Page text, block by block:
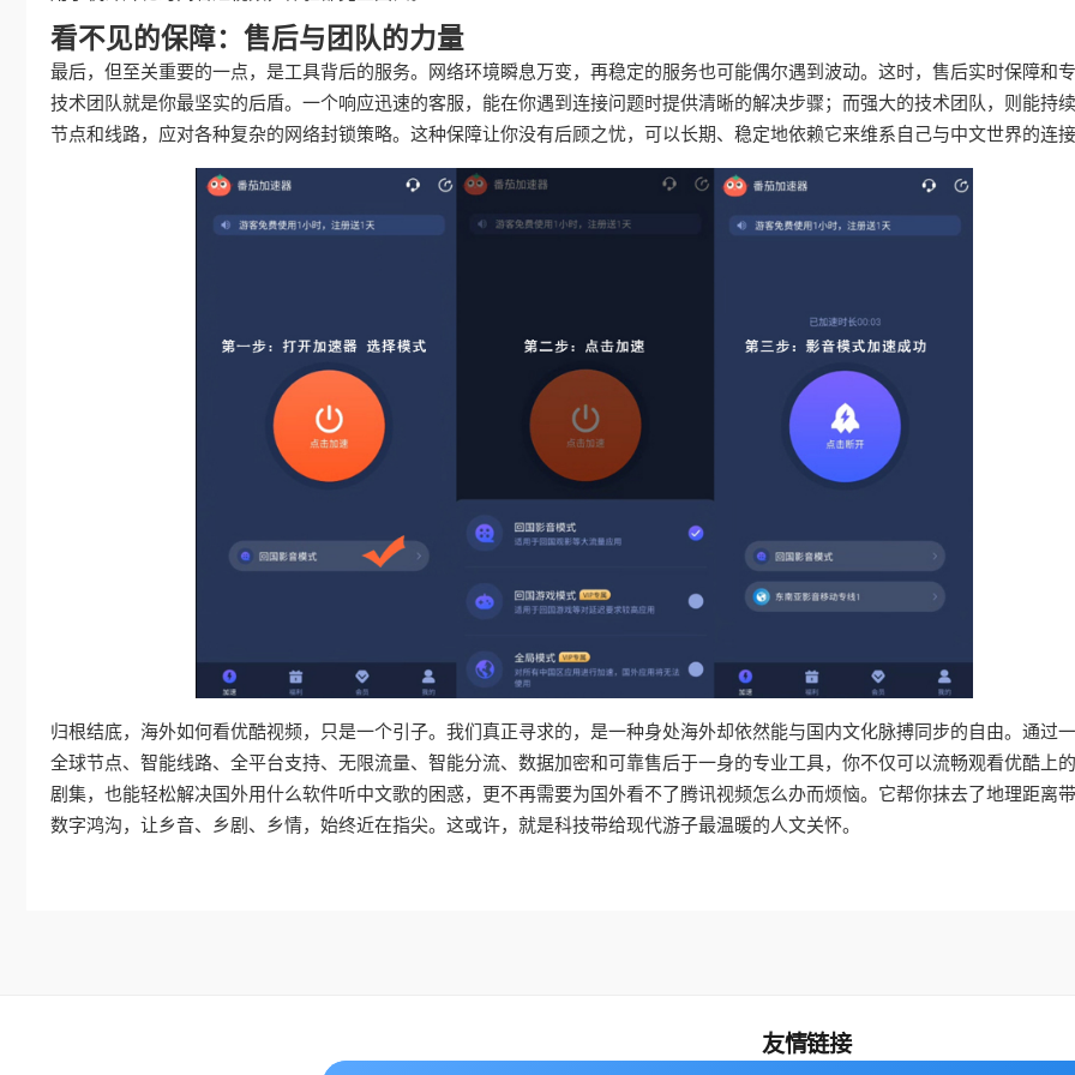
看不见的保障：售后与团队的力量
最后，但至关重要的一点，是工具背后的服务。网络环境瞬息万变，再稳定的服务也可能偶尔遇到波动。这时，售后实时保障和
技术团队就是你最坚实的后盾。一个响应迅速的客服，能在你遇到连接问题时提供清晰的解决步骤；而强大的技术团队，则能持
节点和线路，应对各种复杂的网络封锁策略。这种保障让你没有后顾之忧，可以长期、稳定地依赖它来维系自己与中文世界的连接
归根结底，海外如何看优酷视频，只是一个引子。我们真正寻求的，是一种身处海外却依然能与国内文化脉搏同步的自由。通过
全球节点、智能线路、全平台支持、无限流量、智能分流、数据加密和可靠售后于一身的专业工具，你不仅可以流畅观看优酷上
剧集，也能轻松解决国外用什么软件听中文歌的困惑，更不再需要为国外看不了腾讯视频怎么办而烦恼。它帮你抹去了地理距离
数字鸿沟，让乡音、乡剧、乡情，始终近在指尖。这或许，就是科技带给现代游子最温暖的人文关怀。
友情链接